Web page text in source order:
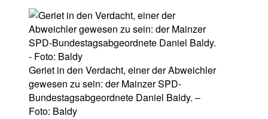
Geriet in den Verdacht, einer der Abweichler
gewesen zu sein: der Mainzer SPD-
Bundestagsabgeordnete Daniel Baldy. –
Foto: Baldy